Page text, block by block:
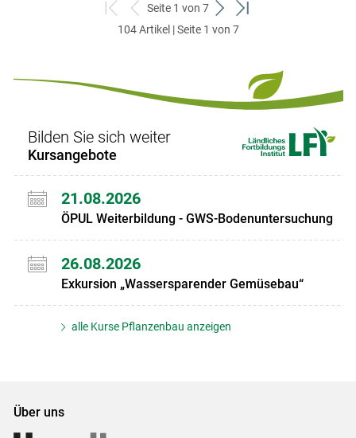
zum
ersten
zurück
zum
Seite 1 von 7
weiter
zum
zum
104 Artikel | Seite 1 von 7
Bilden Sie sich weiter
Kursangebote
21.08.2026
ÖPUL Weiterbildung - GWS-Bodenuntersuchung
26.08.2026
Exkursion „Wassersparender Gemüsebau“
alle Kurse Pflanzenbau anzeigen
Über uns